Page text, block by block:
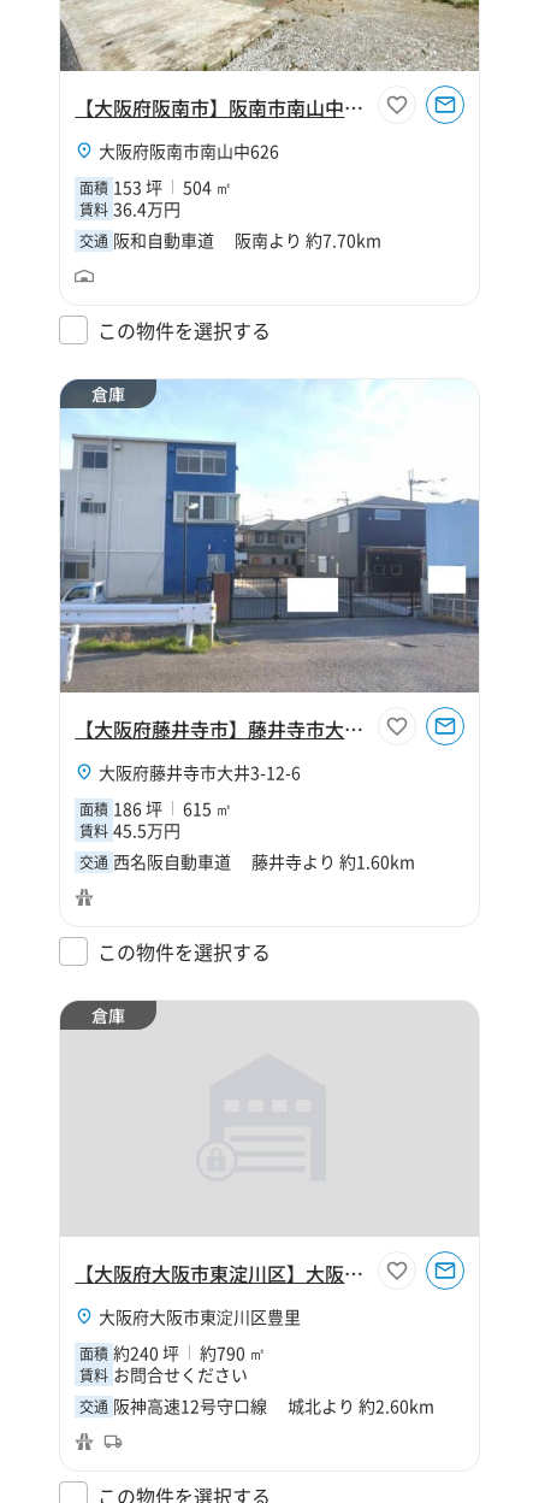
【大阪府阪南市】阪南市南山中153坪倉庫
大阪府阪南市南山中626
面積 153 坪 504 ㎡
賃料 36.4万円
交通 阪和自動車道 阪南より 約7.70km
この物件を選択する
倉庫
【大阪府藤井寺市】藤井寺市大井3丁目186坪倉庫
大阪府藤井寺市大井3-12-6
面積 186 坪 615 ㎡
賃料 45.5万円
交通 西名阪自動車道 藤井寺より 約1.60km
この物件を選択する
倉庫
【大阪府大阪市東淀川区】大阪市東淀川区豊里1丁目240坪倉庫
大阪府大阪市東淀川区豊里
面積 約240 坪 約790 ㎡
賃料 お問合せください
交通 阪神高速12号守口線 城北より 約2.60km
この物件を選択する